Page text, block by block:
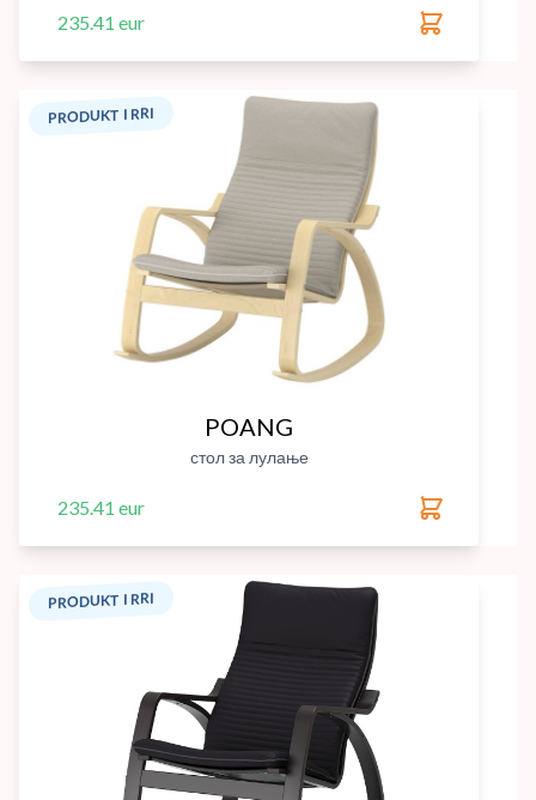
235.41 eur
PRODUKT I RRI
POANG
стол за лулање
235.41 eur
PRODUKT I RRI